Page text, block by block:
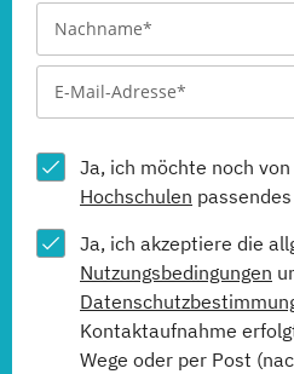
Ja, ich möchte noch
Hochschulen
Ja, ich akzeptiere die
Nutzungsbedingungen
Kontaktaufnahme
Wege oder per Post